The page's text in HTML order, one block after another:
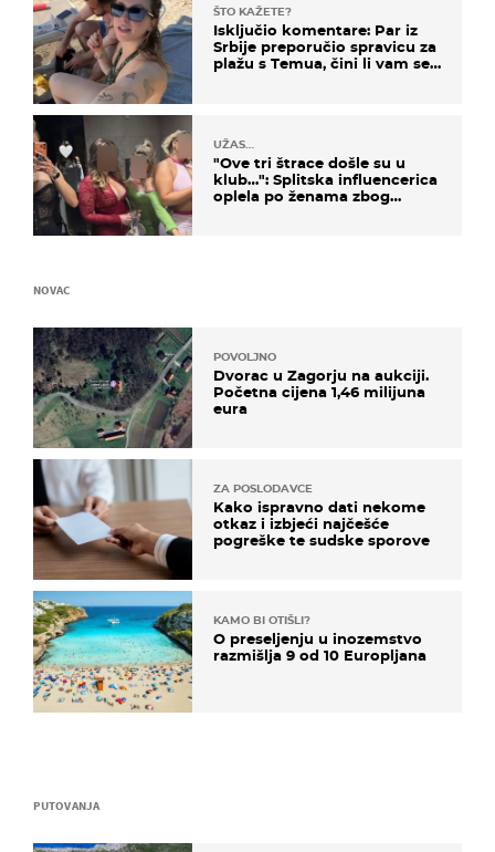
ŠTO KAŽETE?
Isključio komentare: Par iz
Srbije preporučio spravicu za
plažu s Temua, čini li vam se
UŽAS…
"Ove tri štrace došle su u
klub…": Splitska influencerica
oplela po ženama zbog
PUTOVANJA
NOVAC
POVOLJNO
Dvorac u Zagorju na aukciji.
Početna cijena 1,46 milijuna
eura
ZA POSLODAVCE
Kako ispravno dati nekome
otkaz i izbjeći najčešće
pogreške te sudske sporove
KAMO BI OTIŠLI?
O preseljenju u inozemstvo
razmišlja 9 od 10 Europljana